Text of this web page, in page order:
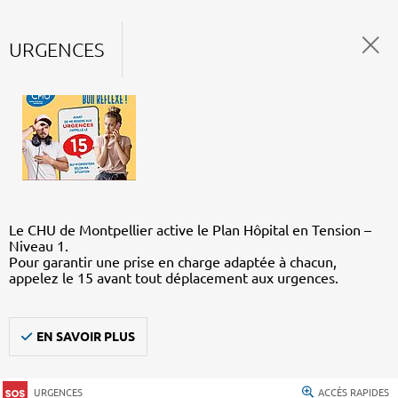
URGENCES
Le CHU de Montpellier active le Plan Hôpital en Tension –
Niveau 1.
Pour garantir une prise en charge adaptée à chacun,
appelez le 15 avant tout déplacement aux urgences.
EN SAVOIR PLUS
URGENCES ACCÈS RAPIDES